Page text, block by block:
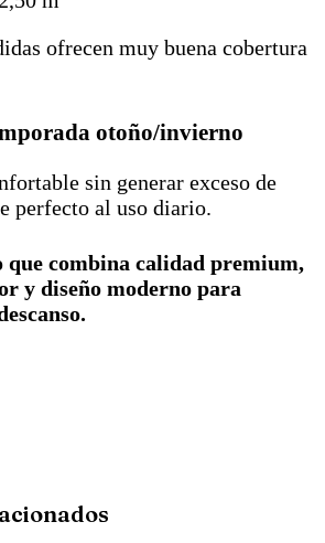
ofrecen muy buena cobertura
otoño/invierno
sin generar exceso de
perfecto al uso diario.
que combina calidad premium,
y diseño moderno para